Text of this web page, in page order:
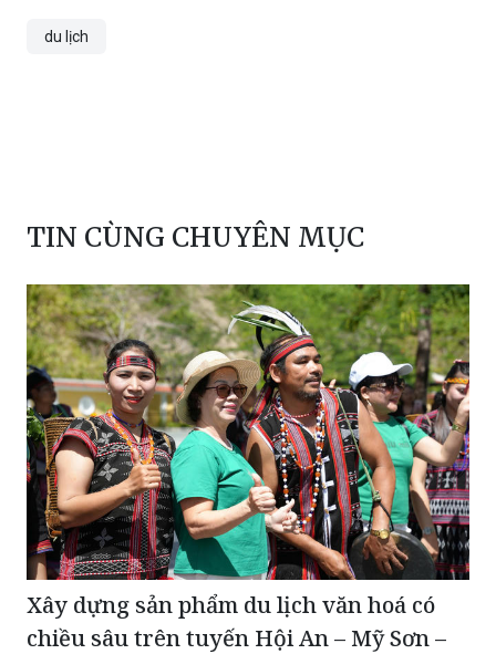
du lịch
TIN CÙNG CHUYÊN MỤC
Xây dựng sản phẩm du lịch văn hoá có
chiều sâu trên tuyến Hội An – Mỹ Sơn –